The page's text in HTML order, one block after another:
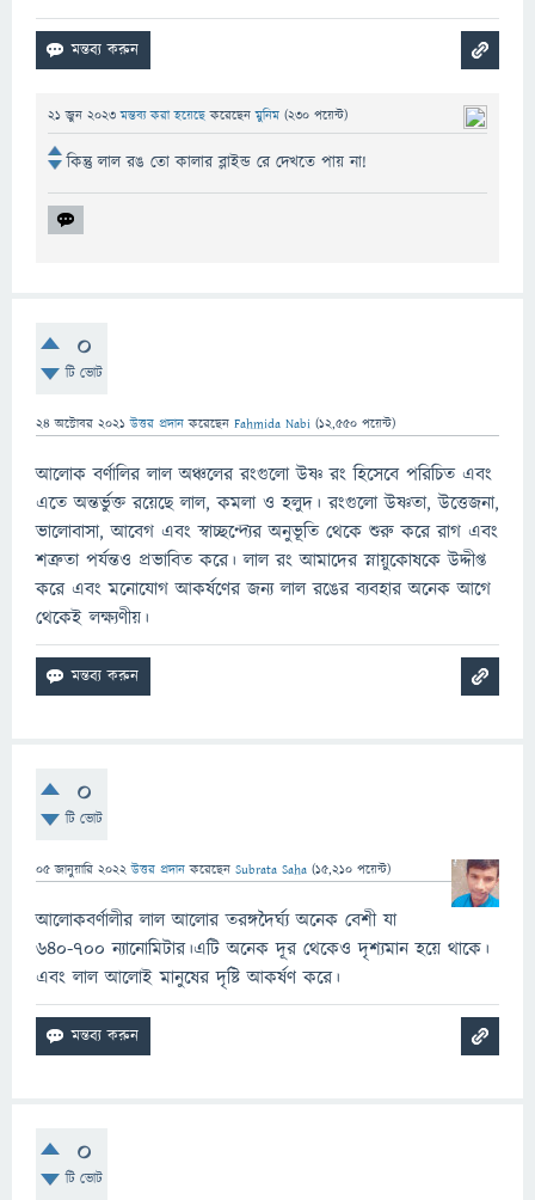
21 জুন 2023 মন্তব্য করা হয়েছেকরেছেনমুনিম (230 পয়েন্ট)
কিন্তু লাল রঙ তো কালার ব্লাইন্ড রে দেখতে পায় না!
0
টি ভোট
24 অক্টোবর 2021 উত্তর প্রদান করেছেন Fahmida Nabi (12,550 পয়েন্ট)
আলোক বর্ণালির লাল অঞ্চলের রংগুলো উষ্ণ রং হিসেবে পরিচিত এবং
এতে অন্তর্ভুক্ত রয়েছে লাল, কমলা ও হলুদ। রংগুলো উষ্ণতা, উত্তেজনা,
ভালোবাসা, আবেগ এবং স্বাচ্ছন্দ্যের অনুভূতি থেকে শুরু করে রাগ এবং
শত্রুতা পর্যন্তও প্রভাবিত করে। লাল রং আমাদের স্নায়ুকোষকে উদ্দীপ্ত
করে এবং মনোযোগ আকর্ষণের জন্য লাল রঙের ব্যবহার অনেক আগে
থেকেই লক্ষ্যণীয়।
0
টি ভোট
05 জানুয়ারি 2022 উত্তর প্রদান করেছেন Subrata Saha (15,210 পয়েন্ট)
আলোকবর্ণালীর লাল আলোর তরঙ্গদৈর্ঘ্য অনেক বেশী যা
৬৪০-৭০০ ন্যানোমিটার।এটি অনেক দূর থেকেও দৃশ্যমান হয়ে থাকে।
এবং লাল আলোই মানুষের দৃষ্টি আকর্ষণ করে।
0
টি ভোট